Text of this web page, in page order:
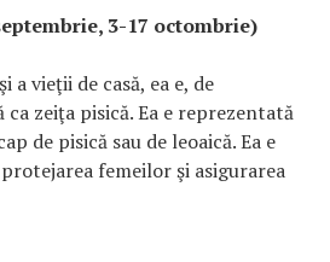
3-17 octombrie)
a vieţii de casă, ea e, de
ca zeiţa pisică. Ea e reprezentată
de pisică sau de leoaică. Ea e
femeilor şi asigurarea